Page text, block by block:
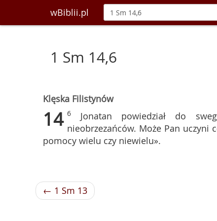
wBiblii.pl
1 Sm 14,6
Klęska Filistynów
14 6 Jonatan powiedział do
nieobrzezańców. Może Pan uczyni
pomocy wielu czy niewielu».
← 1 Sm 13